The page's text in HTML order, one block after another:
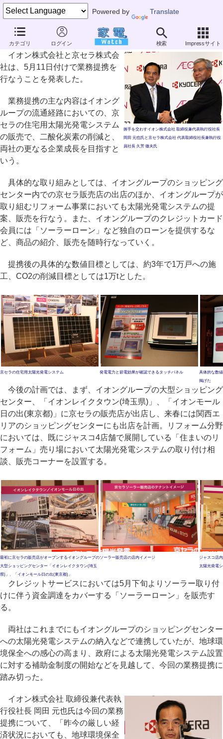
Powered by Translate
カテゴリ ログイン 検索 Impressサイト
イオンと京セラ、業務提携を発表
～イオンの流通経路で太陽光発電システムを販売
握手を交わすイオン株式会社 取締役兼代表執行役社長
岡田 元也氏と京セラ株式会社 代表取締役社長兼執行役
員社長 久芳 徹夫氏
イオン株式会社と京セラ株式会
社は、5月11日付けで業務提携を
行なうことを発表した。
業務提携の主な内容はイオング
ループの流通経路においての、京
セラの住宅用太陽光発電システム
の販売で、二酸化炭素の削減と、
両社の更なる企業成長を目指すと
いう。
具体的な取り組みとしては、イオングループのショッピング
センター内での京セラ販売店の出店のほか、イオングループが
取り組むリフォーム事業においても太陽光発電システムの提
案、販売を行なう。また、イオングループのクレジットカード
会員には「ソーラーローン」など独自のローンを提供するな
ど、商品の紹介、販売を随時行なっていく。
提携後の具体的な数値目標としては、約3年で1万戸への施
工、CO2の削減目標としては1万tとした。
京セラの住宅用太陽光発電システム 発電電力と節電効果が確認できるタッチパネル
具体的な数
掲げた
今後の計画では、まず、イオングループの大型ショッピング
センター、「イオンレイクタウン(埼玉県)」、「イオンモール
日の出(東京都)」に京セラの販売店が出店し、来春には関西エ
リアのショッピングセンターにも出店を計画。リフォーム分野
においては、既にジャスコ4店舗で展開している「住まいのリ
フォーム」売り場において太陽光発電システムの取り付け相
談、販売コーナーを設置する。
最初に京セラの販売店がオープンするイオングループの
大型ショッピングセンター「イオンレイクタウン(埼玉
県)」、「イオンモール日の出(東京都)」
ソーラー販売店の店内イメージ
ジャスコ店
太陽光発電
クレジットサービスにおいては5月下旬よりソーラー取り付
けに伴う資金調達をカバーする「ソーラーローン」を販売す
る。
両社はこれまでにもイオングループのショッピングセンター
への太陽光発電システムの納入などで連携していたが、地球環
境保全への感心の高まり、政府による太陽光発電システム設置
に対する補助金制度の開始などを見越して、今回の業務提携に
踏み切った。
イオン株式会社 取締役兼代表執
行役社長 岡田 元也氏は今回の業務
提携について、「昨今の厳しい経
済状況においても、地球環境保全